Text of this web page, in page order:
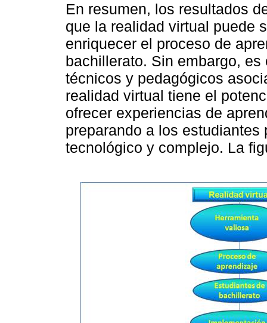
En resumen, los resultados
que la realidad virtual puede
enriquecer el proceso de
bachillerato. Sin embargo,
técnicos y pedagógicos
realidad virtual tiene el
ofrecer experiencias de
preparando a los
tecnológico y complejo. La